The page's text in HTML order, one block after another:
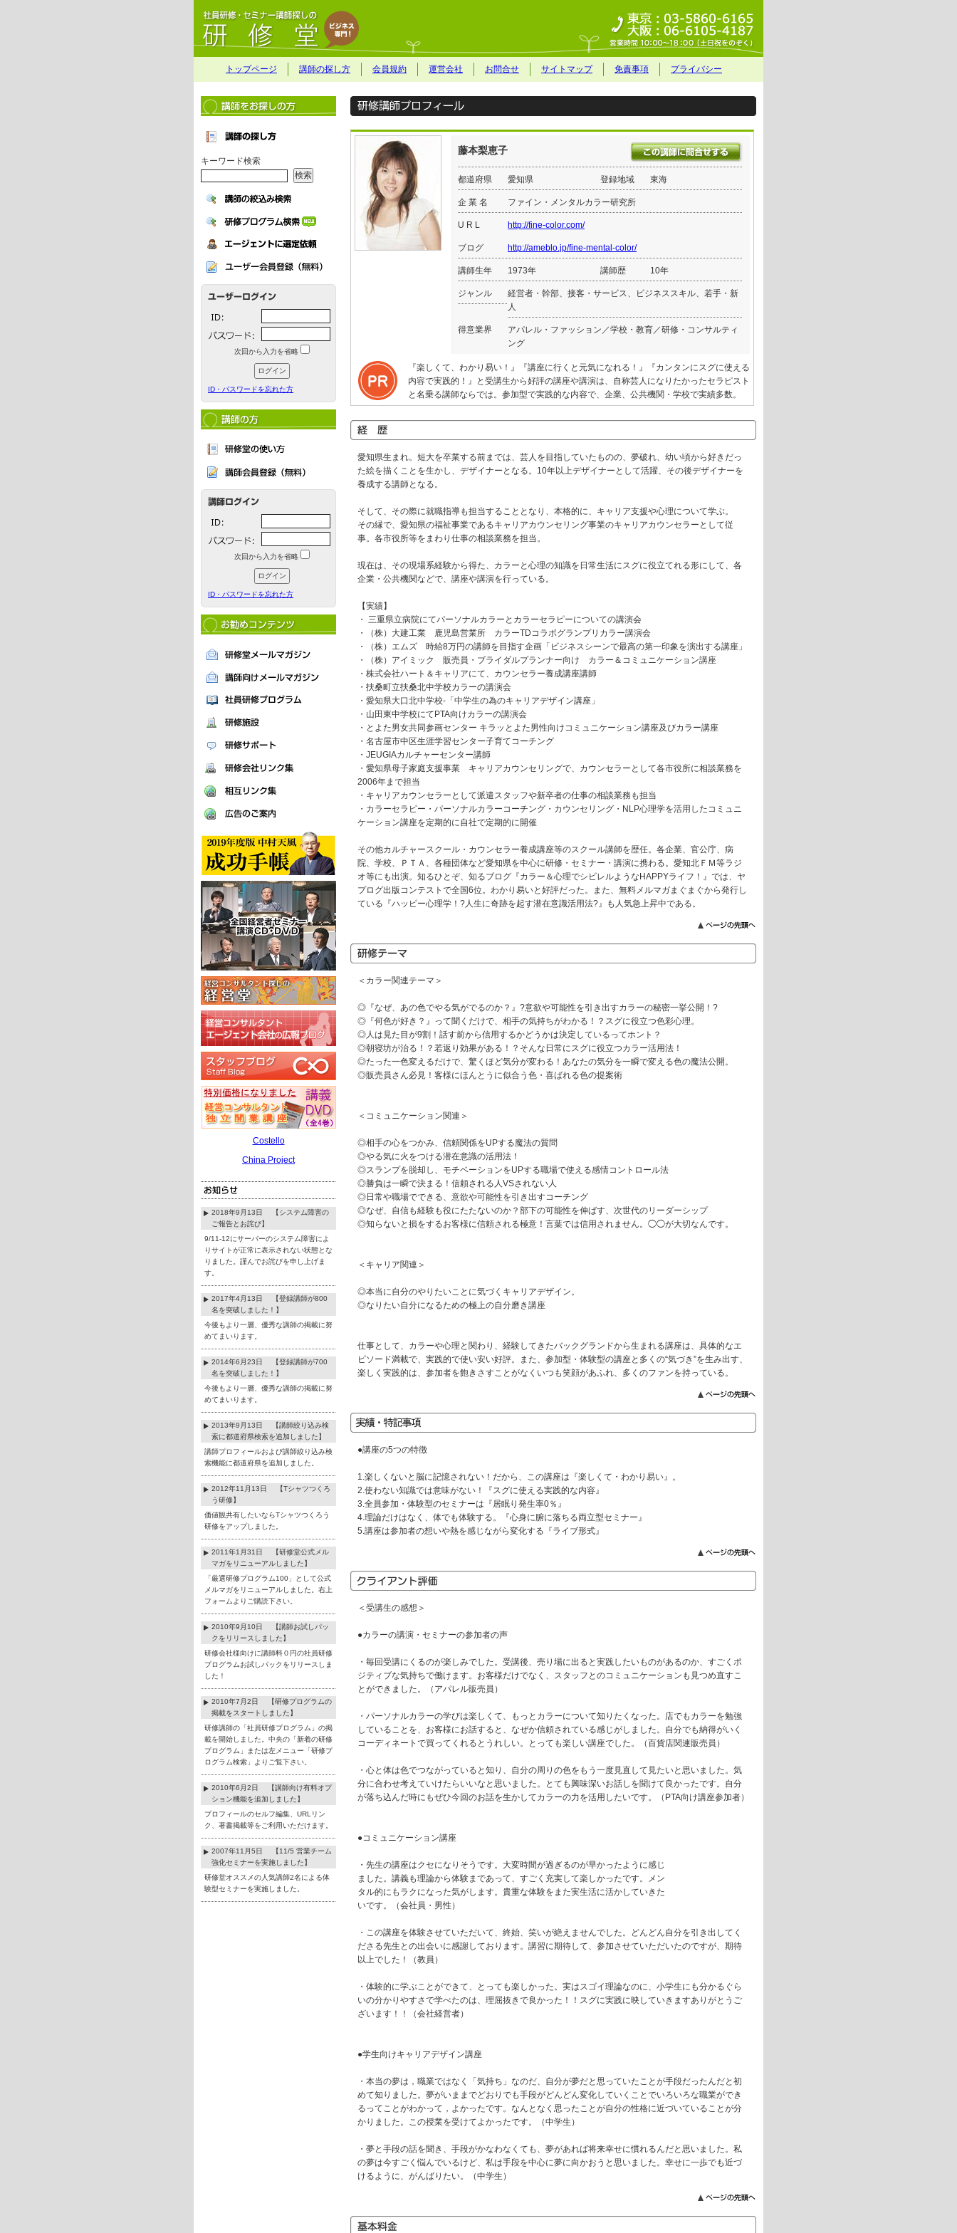
トップページ 講師の探し方 会員規約 運営会社 お問合せ サイトマップ 免責事項 プライバシー
キーワード検索
次回から入力を省略
ID・パスワードを忘れた方
次回から入力を省略
ID・パスワードを忘れた方
Costello
China Project
2018年9月13日 【システム障害の
ご報告とお詫び】
9/11-12にサーバーのシステム障害によ
りサイトが正常に表示されない状態とな
りました。謹んでお詫びを申し上げま
す。
2017年4月13日 【登録講師が800
名を突破しました！】
今後もより一層、優秀な講師の掲載に努
めてまいります。
2014年6月23日 【登録講師が700
名を突破しました！】
今後もより一層、優秀な講師の掲載に努
めてまいります。
2013年9月13日 【講師絞り込み検
索に都道府県検索を追加しました】
講師プロフィールおよび講師絞り込み検
索機能に都道府県を追加しました。
2012年11月13日 【Tシャツつくろ
う研修】
価値観共有したいならTシャツつくろう
研修をアップしました。
2011年1月31日 【研修堂公式メル
マガをリニューアルしました】
「厳選研修プログラム100」として公式
メルマガをリニューアルしました。右上
フォームよりご購読下さい。
2010年9月10日 【講師お試しパッ
クをリリースしました】
研修会社様向けに講師料０円の社員研修
プログラムお試しパックをリリースしま
した！
2010年7月2日 【研修プログラムの
掲載をスタートしました】
研修講師の「社員研修プログラム」の掲
載を開始しました。中央の「新着の研修
プログラム」または左メニュー「研修プ
ログラム検索」よりご覧下さい。
2010年6月2日 【講師向け有料オプ
ション機能を追加しました】
プロフィールのセルフ編集、URLリン
ク、著書掲載等をご利用いただけます。
2007年11月5日 【11/5 営業チーム
強化セミナーを実施しました】
研修堂オススメの人気講師2名による体
験型セミナーを実施しました。
藤本梨恵子
都道府県 愛知県 登録地域 東海
企 業 名 ファイン・メンタルカラー研究所
U R L http://fine-color.com/
ブログ http://ameblo.jp/fine-mental-color/
講師生年 1973年 講師歴 10年
ジャンル
経営者・幹部、接客・サービス、ビジネススキル、若手・新
人
得意業界
アパレル・ファッション／学校・教育／研修・コンサルティ
ング
『楽しくて、わかり易い！』『講座に行くと元気になれる！』『カンタンにスグに使える
内容で実践的！』と受講生から好評の講座や講演は、自称芸人になりたかったセラピスト
と名乗る講師ならでは。参加型で実践的な内容で、企業、公共機関・学校で実績多数。
愛知県生まれ。短大を卒業する前までは、芸人を目指していたものの、夢破れ、幼い頃から好きだっ
た絵を描くことを生かし、デザイナーとなる。10年以上デザイナーとして活躍、その後デザイナーを
養成する講師となる。
そして、その際に就職指導も担当することとなり、本格的に、キャリア支援や心理について学ぶ。
その縁で、愛知県の福祉事業であるキャリアカウンセリング事業のキャリアカウンセラーとして従
事。各市役所等をまわり仕事の相談業務を担当。
現在は、その現場系経験から得た、カラーと心理の知識を日常生活にスグに役立てれる形にして、各
企業・公共機関などで、講座や講演を行っている。
【実績】
・ 三重県立病院にてパーソナルカラーとカラーセラピーについての講演会
・（株）大建工業 鹿児島営業所 カラーTDコラボグランプリカラー講演会
・（株）エムズ 時給8万円の講師を目指す企画「ビジネスシーンで最高の第一印象を演出する講座」
・（株）アイミック 販売員・ブライダルプランナー向け カラー＆コミュニケーション講座
・株式会社ハート＆キャリアにて、カウンセラー養成講座講師
・扶桑町立扶桑北中学校カラーの講演会
・愛知県大口北中学校-「中学生の為のキャリアデザイン講座」
・山田東中学校にてPTA向けカラーの講演会
・とよた男女共同参画センター キラッとよた男性向けコミュニケーション講座及びカラー講座
・名古屋市中区生涯学習センター子育てコーチング
・JEUGIAカルチャーセンター講師
・愛知県母子家庭支援事業 キャリアカウンセリングで、カウンセラーとして各市役所に相談業務を
2006年まで担当
・キャリアカウンセラーとして派遣スタッフや新卒者の仕事の相談業務も担当
・カラーセラピー・パーソナルカラーコーチング・カウンセリング・NLP心理学を活用したコミュニ
ケーション講座を定期的に自社で定期的に開催
その他カルチャースクール・カウンセラー養成講座等のスクール講師を歴任。各企業、官公庁、病
院、学校、ＰＴＡ、各種団体など愛知県を中心に研修・セミナー・講演に携わる。愛知北ＦＭ等ラジ
オ等にも出演。知るひとぞ、知るブログ『カラー＆心理でシビレルようなHAPPYライフ！』では、ヤ
プログ出版コンテストで全国6位。わかり易いと好評だった。また、無料メルマガまぐまぐから発行し
ている『ハッピー心理学！?人生に奇跡を起す潜在意識活用法?』も人気急上昇中である。
＜カラー関連テーマ＞
◎『なぜ、あの色でやる気がでるのか？』?意欲や可能性を引き出すカラーの秘密一挙公開！?
◎『何色が好き？』って聞くだけで、相手の気持ちがわかる！？スグに役立つ色彩心理。
◎人は見た目が9割！話す前から信用するかどうかは決定しているってホント？
◎朝寝坊が治る！？若返り効果がある！？そんな日常にスグに役立つカラー活用法！
◎たった一色変えるだけで、驚くほど気分が変わる！あなたの気分を一瞬で変える色の魔法公開。
◎販売員さん必見！客様にほんとうに似合う色・喜ばれる色の提案術
＜コミュニケーション関連＞
◎相手の心をつかみ、信頼関係をUPする魔法の質問
◎やる気に火をつける潜在意識の活用法！
◎スランプを脱却し、モチベーションをUPする職場で使える感情コントロール法
◎勝負は一瞬で決まる！信頼される人VSされない人
◎日常や職場でできる、意欲や可能性を引き出すコーチング
◎なぜ、自信も経験も役にたたないのか？部下の可能性を伸ばす、次世代のリーダーシップ
◎知らないと損をするお客様に信頼される極意！言葉では信用されません。◯◯が大切なんです。
＜キャリア関連＞
◎本当に自分のやりたいことに気づくキャリアデザイン。
◎なりたい自分になるための極上の自分磨き講座
仕事として、カラーや心理と関わり、経験してきたバックグランドから生まれる講座は、具体的なエ
ピソード満載で、実践的で使い安い好評。また、参加型・体験型の講座と多くの“気づき”を生み出す、
楽しく実践的は、参加者を飽きさすことがなくいつも笑顔があふれ、多くのファンを持っている。
●講座の5つの特徴
1.楽しくないと脳に記憶されない！だから、この講座は『楽しくて・わかり易い』。
2.使わない知識では意味がない！『スグに使える実践的な内容』
3.全員参加・体験型のセミナーは『居眠り発生率0％』
4.理論だけはなく、体でも体験する。『心身に腑に落ちる両立型セミナー』
5.講座は参加者の想いや熱を感じながら変化する『ライブ形式』
＜受講生の感想＞
●カラーの講演・セミナーの参加者の声
・毎回受講にくるのが楽しみでした。受講後、売り場に出ると実践したいものがあるのか、すごくポ
ジティブな気持ちで働けます。お客様だけでなく、スタッフとのコミュニケーションも見つめ直すこ
とができました。（アパレル販売員）
・パーソナルカラーの学びは楽しくて、もっとカラーについて知りたくなった。店でもカラーを勉強
していることを、お客様にお話すると、なぜか信頼されている感じがしました。自分でも納得がいく
コーディネートで買ってくれるとうれしい。とっても楽しい講座でした。（百貨店関連販売員）
・心と体は色でつながっていると知り、自分の周りの色をもう一度見直して見たいと思いました。気
分に合わせ考えていけたらいいなと思いました。とても興味深いお話しを聞けて良かったです。自分
が落ち込んだ時にもぜひ今回のお話を生かしてカラーの力を活用したいです。（PTA向け講座参加者）
●コミュニケーション講座
・先生の講座はクセになりそうです。大変時間が過ぎるのが早かったように感じ
ました。講義も理論から体験まであって、すごく充実して楽しかったです。メン
タル的にもラクになった気がします。貴重な体験をまた実生活に活かしていきた
いです。（会社員・男性）
・この講座を体験させていただいて、終始、笑いが絶えませんでした。どんどん自分を引き出してく
ださる先生との出会いに感謝しております。講習に期待して、参加させていただいたのですが、期待
以上でした！（教員）
・体験的に学ぶことができて、とっても楽しかった。実はスゴイ理論なのに、小学生にも分かるぐら
いの分かりやすさで学べたのは、理屈抜きで良かった！！スグに実践に映していきますありがとうご
ざいます！！（会社経営者）
●学生向けキャリアデザイン講座
・本当の夢は，職業ではなく「気持ち」なのだ、自分が夢だと思っていたことが手段だったんだと初
めて知りました。夢がいままでどおりでも手段がどんどん変化していくことでいろいろな職業ができ
るってことがわかって，よかったです。なんとなく思ったことが自分の性格に近づいていることが分
かりました。この授業を受けてよかったです。（中学生）
・夢と手段の話を聞き、手段がかなわなくても、夢があれば将来幸せに慣れるんだと思いました。私
の夢は今すごく悩んでいるけど、私は手段を中心に夢に向かおうと思いました。幸せに一歩でも近づ
けるように、がんばりたい。（中学生）